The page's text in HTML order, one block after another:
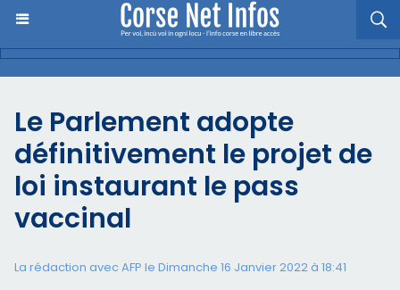
Le Parlement adopte
définitivement le projet de
loi instaurant le pass
vaccinal
La rédaction avec AFP le Dimanche 16 Janvier 2022 à 18:41